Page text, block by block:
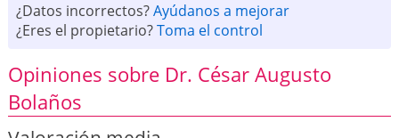
¿Datos incorrectos?Ayúdanos a mejorar
¿Eres el propietario?Toma el control
Opiniones sobre Dr. César Augusto
Bolaños